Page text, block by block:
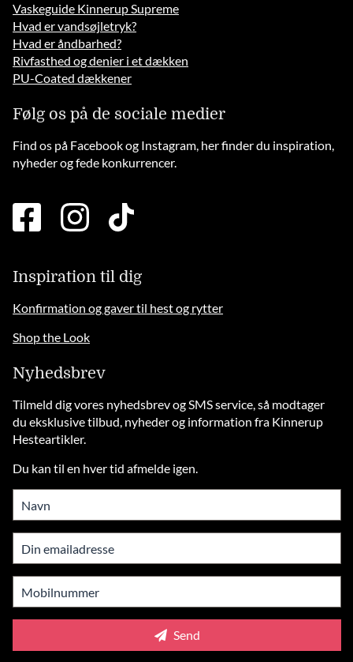
Vaskeguide Kinnerup Supreme
Hvad er vandsøjletryk?
Hvad er åndbarhed?
Rivfasthed og denier i et dækken
PU-Coated dækkener
Følg os på de sociale medier
Find os på Facebook og Instagram, her finder du inspiration,
nyheder og fede konkurrencer.
facebook
square
instagramtiktok
Inspiration til dig
Konfirmation og gaver til hest og rytter
Shop the Look
Nyhedsbrev
Tilmeld dig vores nyhedsbrev og SMS service, så modtager
du eksklusive tilbud, nyheder og information fra Kinnerup
Hesteartikler.
Du kan til en hver tid afmelde igen.
Send